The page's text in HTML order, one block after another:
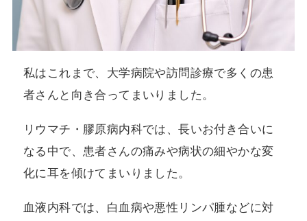
私はこれまで、大学病院や訪問診療で多くの患
者さんと向き合ってまいりました。
リウマチ・膠原病内科では、長いお付き合いに
なる中で、患者さんの痛みや病状の細やかな変
化に耳を傾けてまいりました。
血液内科では、白血病や悪性リンパ腫などに対